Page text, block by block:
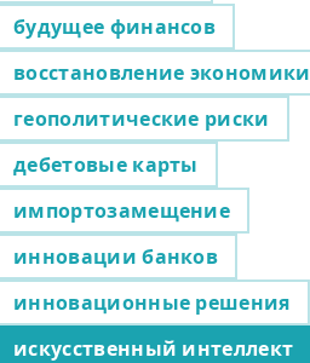
будущее финансов
восстановление экономики
геополитические риски
дебетовые карты
импортозамещение
инновации банков
инновационные решения
искусственный интеллект